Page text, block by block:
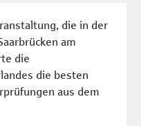
die in der
am
die
die besten
aus dem